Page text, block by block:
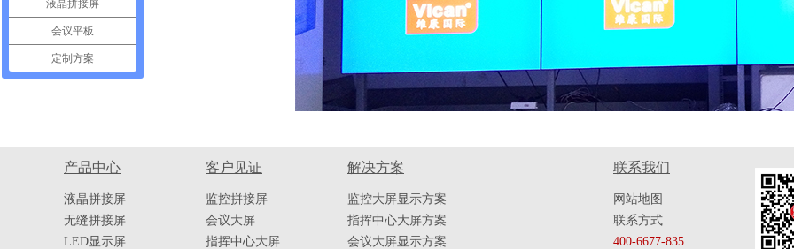
产品中心
液晶拼接屏
无缝拼接屏
LED显示屏
客户见证
监控拼接屏
会议大屏
指挥中心大屏
解决方案
监控大屏显示方案
指挥中心大屏方案
会议大屏显示方案
联系我们
网站地图
联系方式
400-6677-835
液晶拼接屏
会议平板
定制方案